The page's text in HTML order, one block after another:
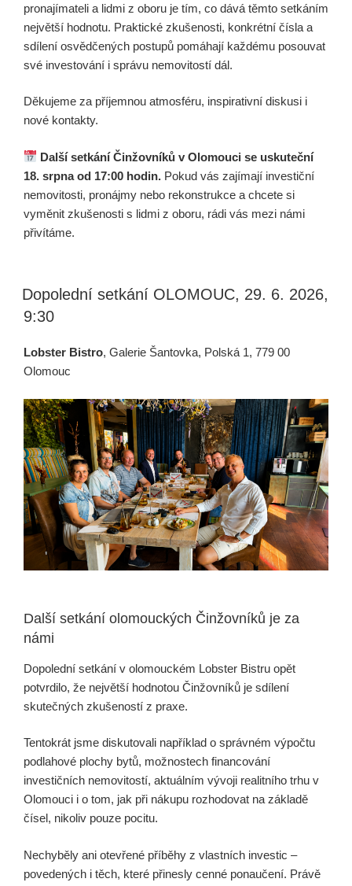
pronajímateli a lidmi z oboru je tím, co dává těmto setkáním
největší hodnotu. Praktické zkušenosti, konkrétní čísla a
sdílení osvědčených postupů pomáhají každému posouvat
své investování i správu nemovitostí dál.
Děkujeme za příjemnou atmosféru, inspirativní diskusi i
nové kontakty.
Další setkání Činžovníků v Olomouci se uskuteční
18. srpna od 17:00 hodin. Pokud vás zajímají investiční
nemovitosti, pronájmy nebo rekonstrukce a chcete si
vyměnit zkušenosti s lidmi z oboru, rádi vás mezi námi
přivítáme.
Dopolední setkání OLOMOUC, 29. 6. 2026,
9:30
Lobster Bistro, Galerie Šantovka, Polská 1, 779 00
Olomouc
Další setkání olomouckých Činžovníků je za
námi
Dopolední setkání v olomouckém Lobster Bistru opět
potvrdilo, že největší hodnotou Činžovníků je sdílení
skutečných zkušeností z praxe.
Tentokrát jsme diskutovali například o správném výpočtu
podlahové plochy bytů, možnostech financování
investičních nemovitostí, aktuálním vývoji realitního trhu v
Olomouci i o tom, jak při nákupu rozhodovat na základě
čísel, nikoliv pouze pocitu.
Nechyběly ani otevřené příběhy z vlastních investic –
povedených i těch, které přinesly cenné ponaučení. Právě